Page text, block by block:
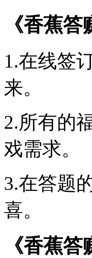
《香蕉
1.在线签
来。
2.所有的
戏需求。
3.在答题
喜。
《香蕉